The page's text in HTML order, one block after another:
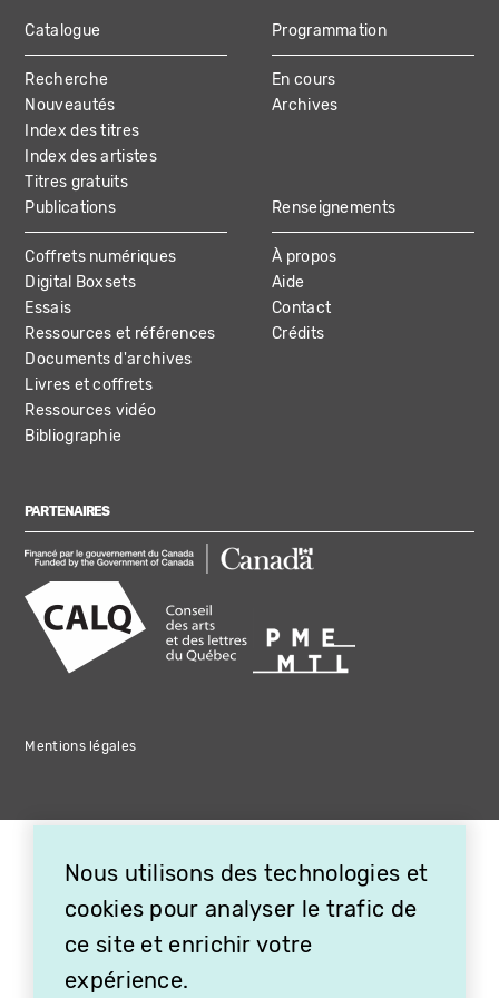
MAIN
NAVIGATION
Catalogue
Recherche
Nouveautés
Index des titres
Index des artistes
Titres gratuits
Programmation
En cours
Archives
Publications
Coffrets numériques
Digital Boxsets
Essais
Ressources et références
Documents d'archives
Livres et coffrets
Ressources vidéo
Bibliographie
Renseignements
À propos
Aide
Contact
Crédits
PARTENAIRES
Mentions légales
Nous utilisons des technologies et
cookies pour analyser le trafic de
ce site et enrichir votre
expérience.